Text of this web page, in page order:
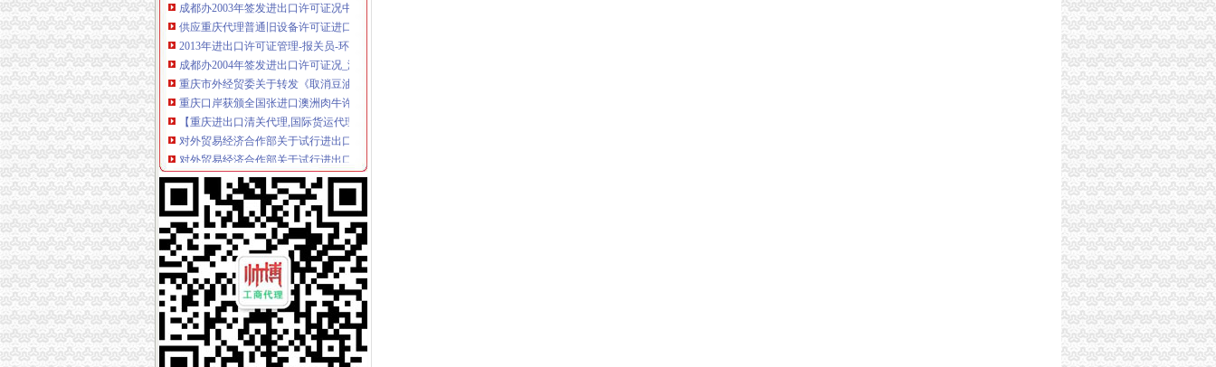
供应重庆代理普通旧设备许可证进口/专业代理
2013年进出口许可证管理-报关员-环球网校
成都办2004年签发进出口许可证况_滚动新闻_财经纵横_新浪网
重庆市外经贸委关于转发《取消豆油、棕榈油、菜子油进口关税配额
重庆口岸获颁全国张进口澳洲肉牛许可证_国内_新民网
【重庆进出口清关代理,国际货运代理】-青羊玉林易登网
对外贸易经济合作部关于试行进出口许可证联网核销有关问题的通知-
对外贸易经济合作部关于试行进出口许可证联网核销有关问题的通知-
重庆进出口报关操作主管招聘|重庆进出口报关操作主管职位信息汇总|
成都重庆进口国外二手印刷机国内外清关资料-厂家|供应商-采购进出口
重庆取消汽车整车出口转关限制_地方经济_新浪财经_新浪网
重庆市加工贸易进出口值10月创下单月历史新高
重庆进口报关代理公司/代理进出口业务
两用物项和技术进出口许可证管理办_全文
重庆海关：20措施促外贸进出口稳定增长_中国经济网——国家经济门户
商务部审议通过进出口许可证书管理规定修订稿_财经_腾讯网
重庆出口今年增1.5倍外贸增速领跑全国-1.5,进出口,笔记本电脑,
对外贸易经济合作部关于重庆市经贸委违章签发轮胎进口许可证和重庆
重庆企业进口转子装配机海外中检代理公司/香港中检代理公司_万航进